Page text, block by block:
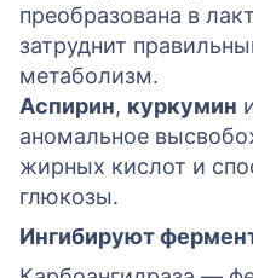
преобразована в
затруднит
метаболизм.
Аспирин, куркумин
аномальное
жирных кислот и
глюкозы.
Ингибируют